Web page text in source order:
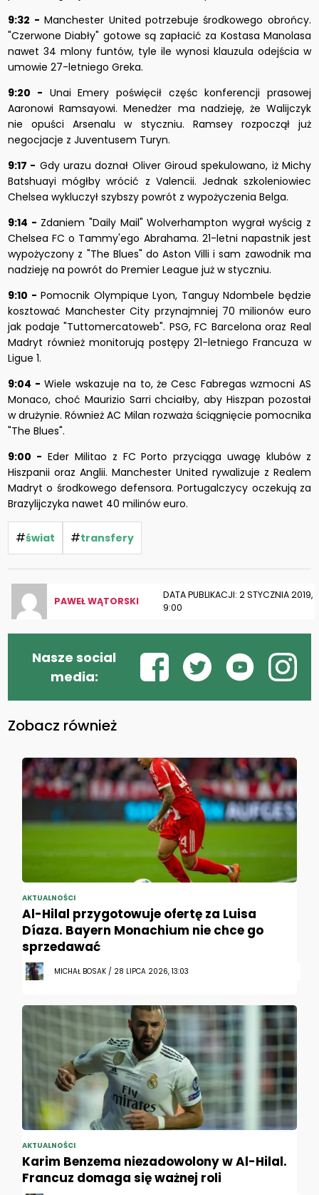
9:32 - Manchester United potrzebuje środkowego obrońcy.
"Czerwone Diabły" gotowe są zapłacić za Kostasa Manolasa
nawet 34 mlony funtów, tyle ile wynosi klauzula odejścia w
umowie 27-letniego Greka.
9:20 - Unai Emery poświęcił częśc konferencji prasowej
Aaronowi Ramsayowi. Menedżer ma nadzieję, że Walijczyk
nie opuści Arsenalu w styczniu. Ramsey rozpoczął już
negocjacje z Juventusem Turyn.
9:17 - Gdy urazu doznał Oliver Giroud spekulowano, iżMichy
Batshuayi mógłby wrócić z Valencii. Jednak szkoleniowiec
Chelsea wykluczył szybszy powrót z wypożyczenia Belga.
9:14 - Zdaniem "Daily Mail" Wolverhampton wygrał wyścig z
Chelsea FC o Tammy'ego Abrahama. 21-letni napastnik jest
wypożyczony z "The Blues" do Aston Villi i sam zawodnik ma
nadzieję na powrót do Premier League już w styczniu.
9:10 - Pomocnik Olympique Lyon, Tanguy Ndombele będzie
kosztować Manchester City przynajmniej 70 milionów euro
jak podaje"Tuttomercatoweb". PSG, FC Barcelona oraz Real
Madryt również monitorują postępy 21-letniego Francuza w
Ligue 1.
9:04 - Wiele wskazuje na to, że Cesc Fabregas wzmocni AS
Monaco, choć Maurizio Sarri chciałby, aby Hiszpan pozostał
w drużynie. Również AC Milan rozważa ściągnięcie pomocnika
"The Blues".
9:00 - Eder Militao z FC Porto przyciąga uwagę klubów z
Hiszpanii oraz Anglii. Manchester United rywalizuje z Realem
Madryt o środkowego defensora. Portugalczycy oczekują za
Brazylijczyka nawet 40 milinów euro.
#świat #transfery
PAWEŁ WĄTORSKI
DATA PUBLIKACJI: 2 STYCZNIA 2019,
9:00
Nasze social
media:
Zobacz również
AKTUALNOŚCI
Al-Hilal przygotowuje ofertę za Luisa
Díaza. Bayern Monachium nie chce go
sprzedawać
MICHAŁ BOSAK / 28 LIPCA 2026, 13:03
AKTUALNOŚCI
Karim Benzema niezadowolony w Al-Hilal.
Francuz domaga się ważnej roli